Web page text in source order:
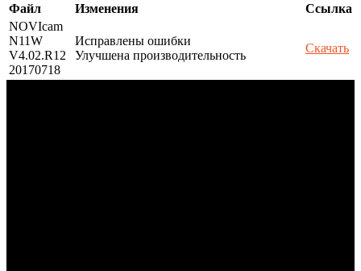
Файл Изменения
Ссылка
NOVIcam
N11W
V4.02.R12
20170718
Исправлены ошибки
Улучшена производительность
Скачать